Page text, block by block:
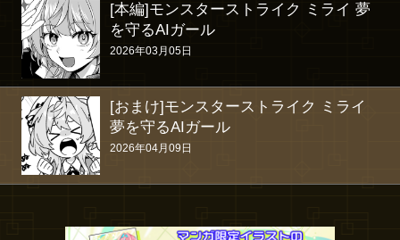
[本編]モンスターストライク ミライ 夢
を守るAIガール
2026年03月05日
[おまけ]モンスターストライク ミライ
夢を守るAIガール
2026年04月09日